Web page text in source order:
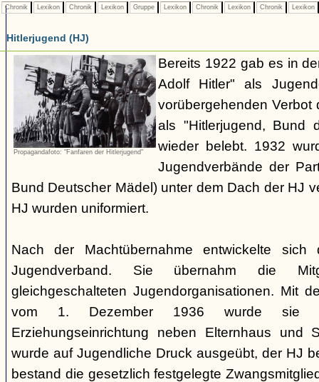
Chronik Lexikon Chronik Lexikon Gruppe Lexikon Chronik Lexikon Chronik Lexikon
Hitlerjugend (HJ)
Propagandafoto: "Fanfaren der Hitlerjugend"
Bereits 1922 gab es in
Adolf Hitler" als
vorübergehenden Verbot
als "Hitlerjugend, Bund
wieder belebt. 1932
Jugendverbände der
Bund Deutscher Mädel) unter dem Dach der HJ
HJ wurden uniformiert.
Nach der Machtübernahme entwickelte
Jugendverband. Sie übernahm die
gleichgeschalteten Jugendorganisationen. Mit
vom 1. Dezember 1936 wurde sie
Erziehungseinrichtung neben Elternhaus und
wurde auf Jugendliche Druck ausgeübt, der HJ
bestand die gesetzlich festgelegte